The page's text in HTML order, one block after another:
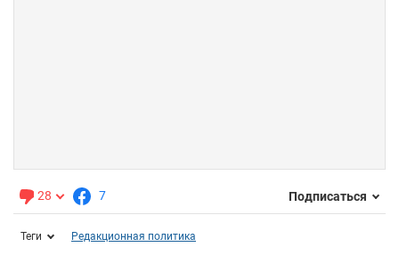
28 7 Подписаться
Теги Редакционная политика